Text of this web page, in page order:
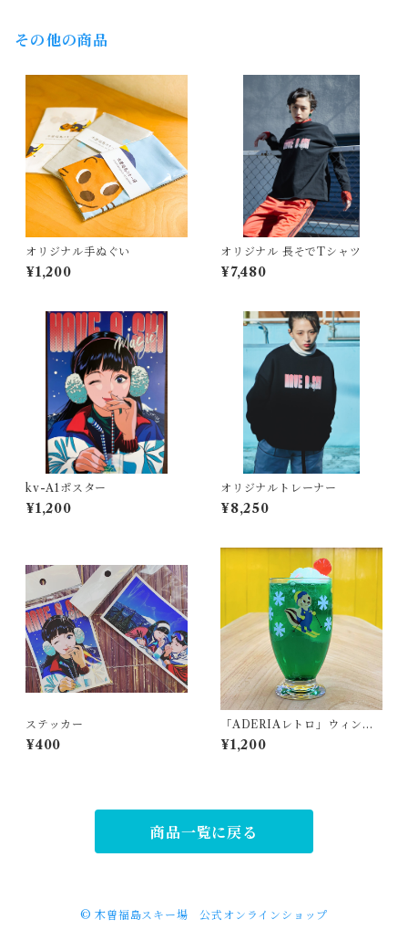
その他の商品
オリジナル手ぬぐい
¥1,200
オリジナル 長そでTシャツ
¥7,480
kv-A1ポスター
¥1,200
オリジナルトレーナー
¥8,250
ステッカー
¥400
「ADERIAレトロ」ウィンキ
ーグラス
¥1,200
商品一覧に戻る
© 木曽福島スキー場 公式オンラインショップ